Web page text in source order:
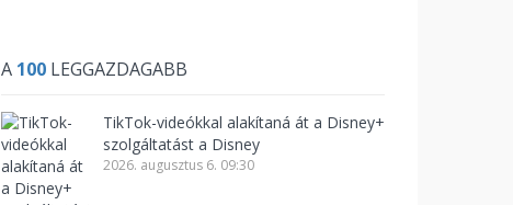
A 100 LEGGAZDAGABB
TikTok-videókkal alakítaná át a Disney+
szolgáltatást a Disney
2026. augusztus 6. 09:30